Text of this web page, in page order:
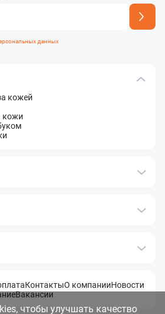
добавлен
данных
кожей
кожи
КонтактыО компанииНовости
Вакансии
чтобы улучшать качество